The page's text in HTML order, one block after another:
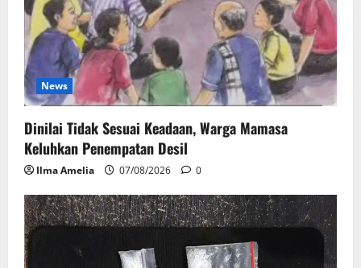
News
Dinilai Tidak Sesuai Keadaan, Warga Mamasa
Keluhkan Penempatan Desil
Ilma Amelia 07/08/2026 0